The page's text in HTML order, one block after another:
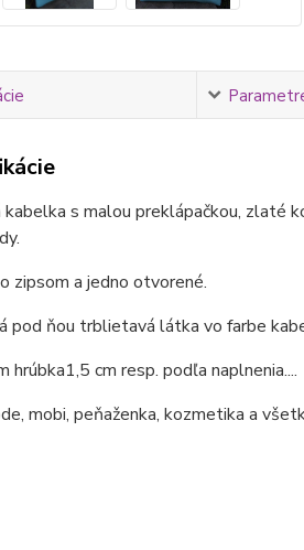
s malou preklápačkou, zlaté
zipsom a jedno otvorené.
pod ňou trblietavá látka vo farbe
hrúbka1,5 cm resp. podľa naplnenia....
mobi, peňaženka, kozmetika a